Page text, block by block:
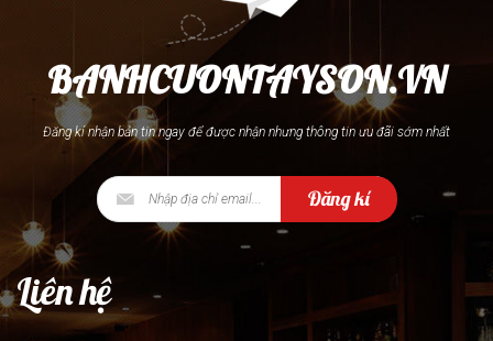
BANHCUONTAYSON.VN
Đăng kí nhận bản tin ngay để được nhận nhưng thông tin ưu đãi sớm nhất
Đăng kí
Liên hệ